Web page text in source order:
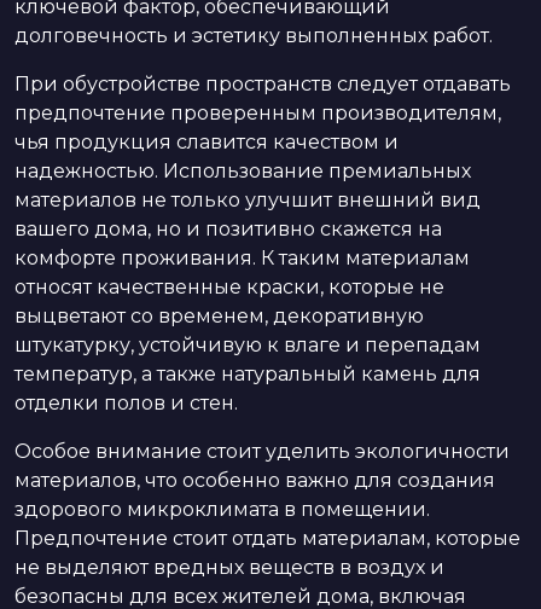
ключевой фактор, обеспечивающий
долговечность и эстетику выполненных работ.
При обустройстве пространств следует отдавать
предпочтение проверенным производителям,
чья продукция славится качеством и
надежностью. Использование премиальных
материалов не только улучшит внешний вид
вашего дома, но и позитивно скажется на
комфорте проживания. К таким материалам
относят качественные краски, которые не
выцветают со временем, декоративную
штукатурку, устойчивую к влаге и перепадам
температур, а также натуральный камень для
отделки полов и стен.
Особое внимание стоит уделить экологичности
материалов, что особенно важно для создания
здорового микроклимата в помещении.
Предпочтение стоит отдать материалам, которые
не выделяют вредных веществ в воздух и
безопасны для всех жителей дома, включая